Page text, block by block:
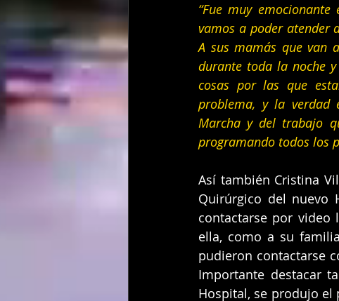
“Fue muy
vamos a poder atender
A sus mamás que van
durante toda la noche
cosas por las que
problema, y la verdad
Marcha y del trabajo
programando todos los
Así también Cristina
Quirúrgico del nuevo
contactarse por video
ella, como a su
pudieron contactarse
Importante destacar
Hospital, se produjo el